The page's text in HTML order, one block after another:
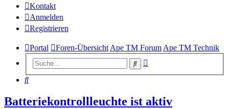
Kontakt
Anmelden
Registrieren
Portal Foren-Übersicht Ape TM Forum Ape TM Technik
Suche
Suche
Batteriekontrollleuchte ist aktiv